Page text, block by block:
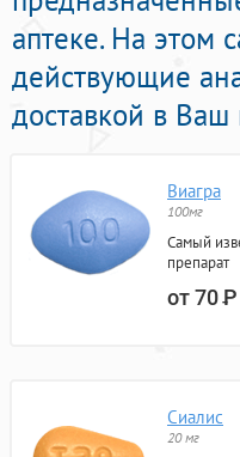
аптеке. На этом
действующие
доставкой в Ваш
Виагра
100мг
Самый
препарат
от 70Р
Сиалис
20 мг